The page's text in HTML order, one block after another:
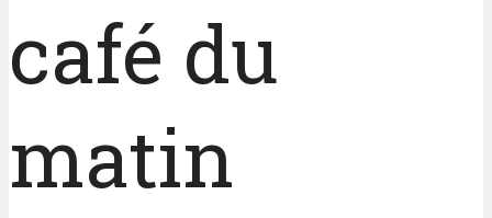
café du
matin